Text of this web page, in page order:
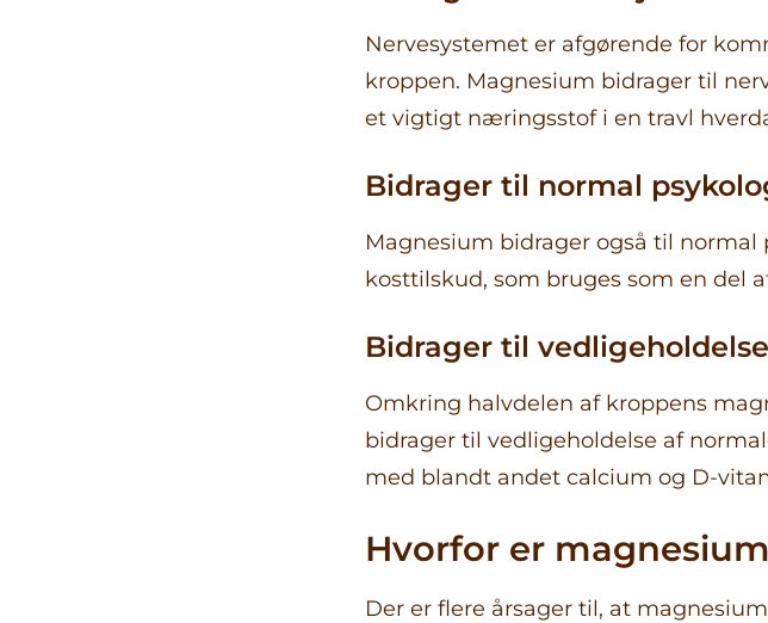
Nervesystemet er afgørende for
kroppen. Magnesium bidrager til
et vigtigt næringsstof i en travl
Bidrager til normal
Magnesium bidrager også til
kosttilskud, som bruges som en del
Bidrager til
Omkring halvdelen af kroppens
bidrager til vedligeholdelse af
med blandt andet calcium og D-
Hvorfor er
Der er flere årsager til, at